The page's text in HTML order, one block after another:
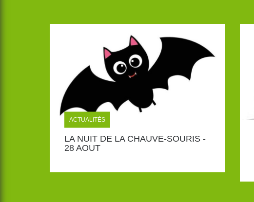
ACTUALITÉS
LA NUIT DE LA CHAUVE-SOURIS -
28 AOUT